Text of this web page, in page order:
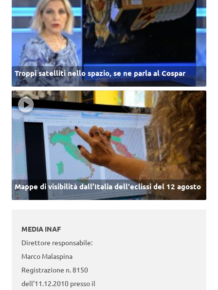
Troppi satelliti nello spazio, se ne parla al Cospar
Mappe di visibilità dall’Italia dell'eclissi del 12 agosto
MEDIA INAF
Direttore responsabile:
Marco Malaspina
Registrazione n. 8150
dell’11.12.2010 presso il